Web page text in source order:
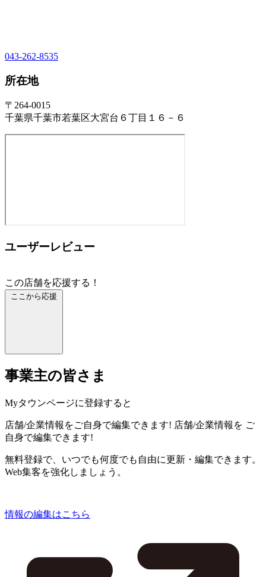
043-262-8535
所在地
〒264-0015
千葉県千葉市若葉区大宮台６丁目１６－６
ユーザーレビュー
この店舗を応援する！
ここから応援
事業主の皆さま
Myタウンページに登録すると
店舗/企業情報をご自身で編集できます! 店舗/企業情報を ご
自身で編集できます!
無料登録で、いつでも何度でも自由に更新・編集できます。
Web集客を強化しましょう。
情報の編集はこちら